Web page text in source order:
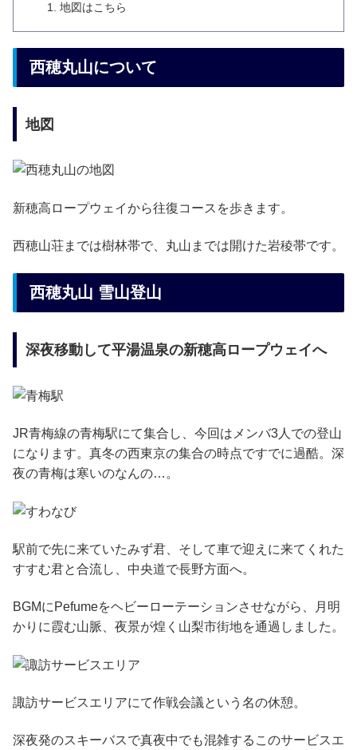
地図はこちら
西穂丸山について
地図
新穂高ロープウェイから往復コースを歩きます。
西穂山荘までは樹林帯で、丸山までは開けた岩稜帯です。
西穂丸山 雪山登山
深夜移動して平湯温泉の新穂高ロープウェイへ
JR青梅線の青梅駅にて集合し、今回はメンバ3人での登山
になります。真冬の西東京の集合の時点ですでに過酷。深
夜の青梅は寒いのなんの…。
駅前で先に来ていたみず君、そして車で迎えに来てくれた
すすむ君と合流し、中央道で長野方面へ。
BGMにPefumeをヘビーローテーションさせながら、月明
かりに霞む山脈、夜景が煌く山梨市街地を通過しました。
諏訪サービスエリアにて作戦会議という名の休憩。
深夜発のスキーバスで真夜中でも混雑するこのサービスエ